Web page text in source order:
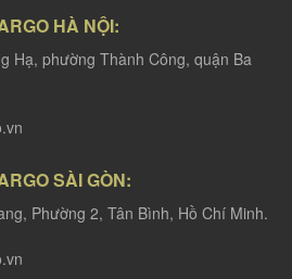
HÀ NỘI:
Hạ, phường Thành Công, quận Ba
SÀI GÒN:
Phường 2, Tân Bình, Hồ Chí Minh.